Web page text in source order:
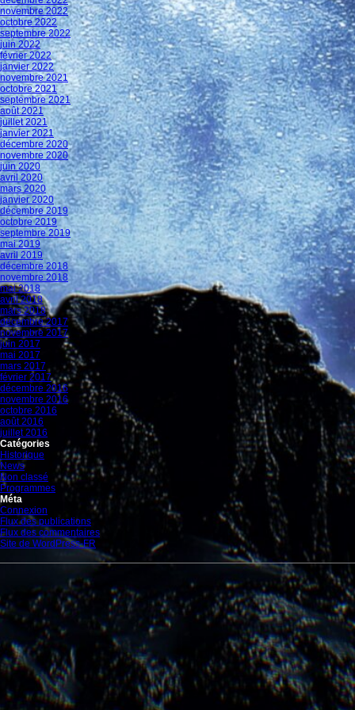
novembre 2022
octobre 2022
septembre 2022
juin 2022
février 2022
janvier 2022
novembre 2021
octobre 2021
septembre 2021
août 2021
juillet 2021
janvier 2021
décembre 2020
novembre 2020
juin 2020
avril 2020
mars 2020
janvier 2020
décembre 2019
octobre 2019
septembre 2019
mai 2019
avril 2019
décembre 2018
novembre 2018
mai 2018
avril 2018
mars 2018
décembre 2017
novembre 2017
juin 2017
mai 2017
mars 2017
février 2017
décembre 2016
novembre 2016
octobre 2016
août 2016
juillet 2016
Catégories
Historique
News
Non classé
Programmes
Méta
Connexion
Flux des publications
Flux des commentaires
Site de WordPress-FR